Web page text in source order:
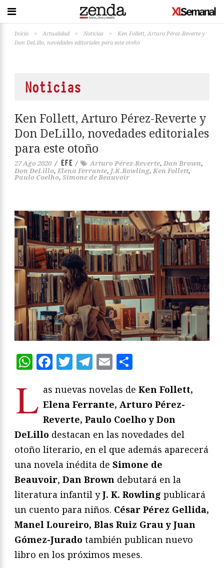
Inicio > Actualidad > Noticias >
Ken Follett, Arturo Pérez-Reverte y
Don DeLillo, novedades editoriales para este otoño
Noticias
Ken Follett, Arturo Pérez-Reverte y
Don DeLillo, novedades editoriales
para este otoño
27 Ago 2020 / EFE / Arturo Pérez-Reverte, Dan Brown,
Don DeLillo, Elena Ferrante, J.K.Rowling, Ken Follett,
Paulo Coelho, Simone de Beauvoir
WhatsApp
Facebook
Twitter
Telegram
Email
L as nuevas novelas de Ken Follett,
Elena Ferrante, Arturo Pérez-
Reverte, Paulo Coelho y Don
DeLillo destacan en las novedades del
otoño literario, en el que además aparecerá
una novela inédita de Simone de
Beauvoir, Dan Brown debutará en la
literatura infantil yJ. K. Rowling publicará
un cuento para niños. César Pérez Gellida,
Manel Loureiro, Blas Ruiz Grau y Juan
Gómez-Jurado también publican nuevo
libro en los próximos meses.